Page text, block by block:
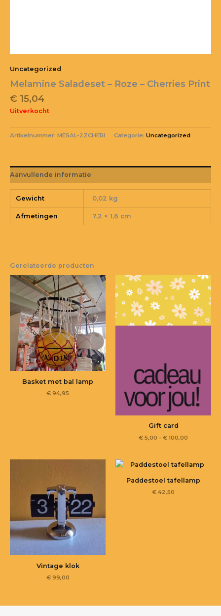
Uncategorized
Melamine Saladeset – Roze – Cherries Print
€ 15,04
Uitverkocht
Artikelnummer: MESAL-2ZCHERI Categorie: Uncategorized
Aanvullende informatie
Gewicht 0,02 kg
Afmetingen 7,2 × 1,6 cm
Gerelateerde producten
Basket met bal lamp
€ 94,95
Gift card
€ 5,00 - € 100,00
Vintage klok
€99,00
Paddestoel tafellamp
€ 42,50